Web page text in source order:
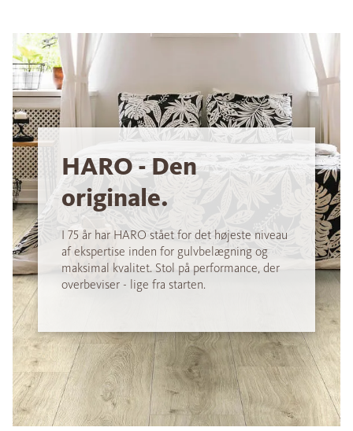
HARO - Den
originale.
I 75 år har HARO stået for det højeste niveau
af ekspertise inden for gulvbelægning og
maksimal kvalitet. Stol på performance, der
overbeviser - lige fra starten.